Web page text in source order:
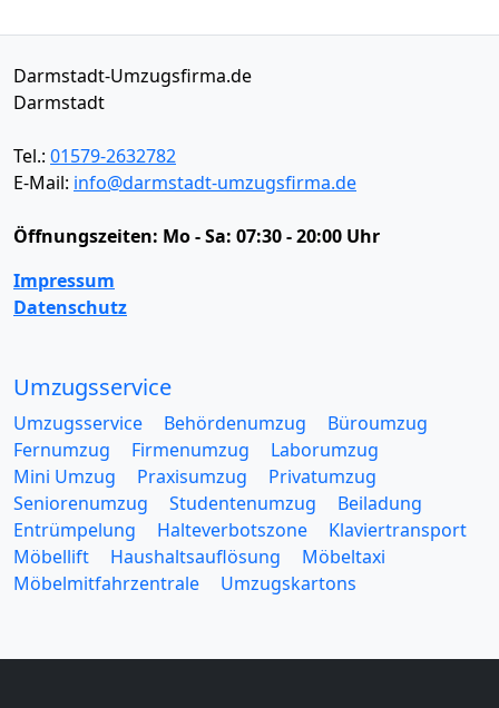
Darmstadt-Umzugsfirma.de
Darmstadt
Tel.: 01579-2632782
E-Mail: info@darmstadt-umzugsfirma.de
Öffnungszeiten: Mo - Sa: 07:30 - 20:00 Uhr
Impressum
Datenschutz
Umzugsservice
Umzugsservice Behördenumzug
Büroumzug
Fernumzug
Firmenumzug
Laborumzug
Mini Umzug
Praxisumzug
Privatumzug
Seniorenumzug
Studentenumzug
Beiladung
Entrümpelung
Halteverbotszone
Klaviertransport
Möbellift
Haushaltsauflösung
Möbeltaxi
Möbelmitfahrzentrale
Umzugskartons